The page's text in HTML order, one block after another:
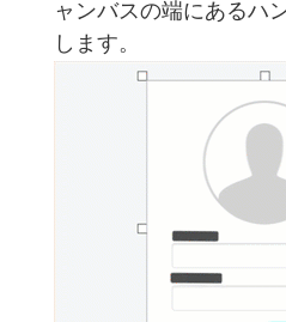
ャンバスの端にあるハ
します。